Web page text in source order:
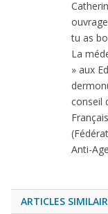
tu as
La
» aux
conseil
Anti-
ARTICLES